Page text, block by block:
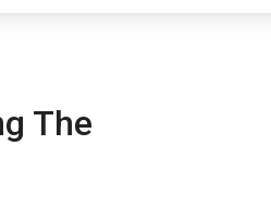
The